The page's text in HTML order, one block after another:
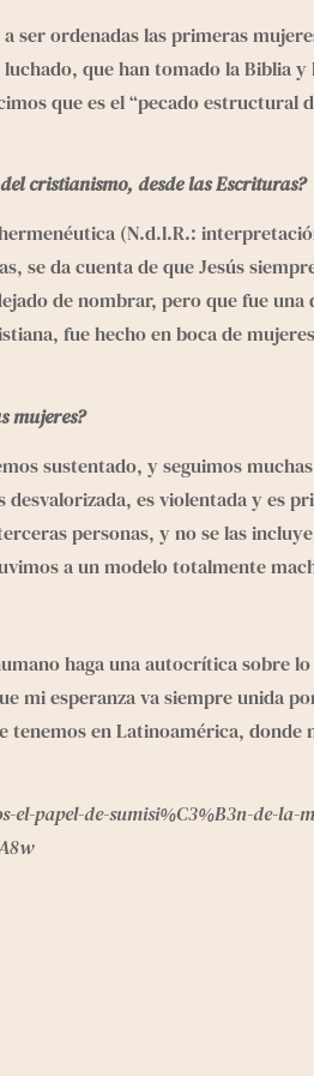
ser ordenadas las primeras
que han tomado la Biblia
que es el “pecado estructural
cristianismo, desde las Escrituras?
(N.d.l.R.:
se da cuenta de que Jesús
de nombrar, pero que fue una
fue hecho en boca de
mujeres?
sustentado, y seguimos
es violentada y es
personas, y no se las
a un modelo totalmente
haga una autocrítica sobre
mi esperanza va siempre unida
en Latinoamérica, donde
papel-de-sumisi%C3%B3n-de-la-